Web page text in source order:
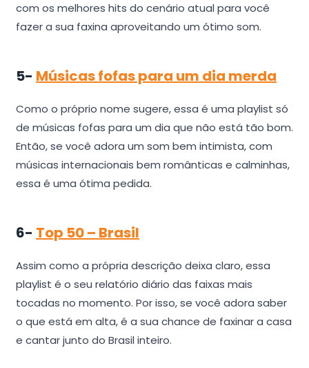
com os melhores hits do cenário atual para você
fazer a sua faxina aproveitando um ótimo som.
5- Músicas fofas para um dia merda
Como o próprio nome sugere, essa é uma playlist só
de músicas fofas para um dia que não está tão bom.
Então, se você adora um som bem intimista, com
músicas internacionais bem românticas e calminhas,
essa é uma ótima pedida.
6- Top 50 – Brasil
Assim como a própria descrição deixa claro, essa
playlist é o seu relatório diário das faixas mais
tocadas no momento. Por isso, se você adora saber
o que está em alta, é a sua chance de faxinar a casa
e cantar junto do Brasil inteiro.